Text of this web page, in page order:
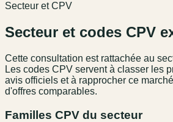
Secteur et CPV
Secteur et codes CPV
Cette consultation est rattachée au
Les codes CPV servent à classer les
avis officiels et à rapprocher ce
d'offres comparables.
Familles CPV du secteur